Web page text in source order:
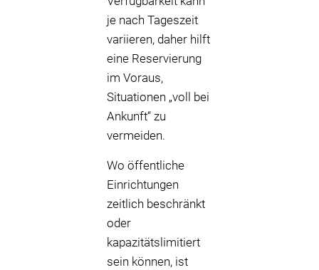
je nach Tageszeit
variieren, daher hilft
eine Reservierung
im Voraus,
Situationen „voll bei
Ankunft“ zu
vermeiden.
Wo öffentliche
Einrichtungen
zeitlich beschränkt
oder
kapazitätslimitiert
sein können, ist